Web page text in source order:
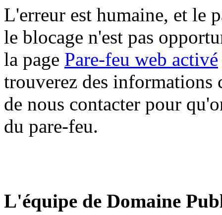
L'erreur est humaine, et le
le blocage n'est pas
la page Pare-feu web activé
trouverez des informations
de nous contacter pour
du pare-feu.
L'équipe de Domaine